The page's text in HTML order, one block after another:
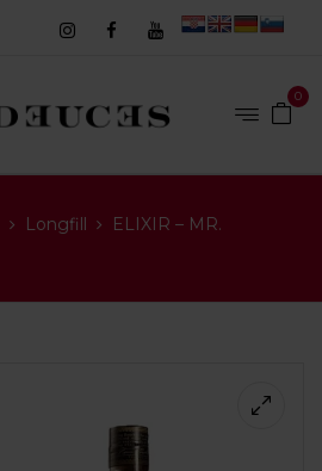
0
Longfill
ELIXIR – MR.